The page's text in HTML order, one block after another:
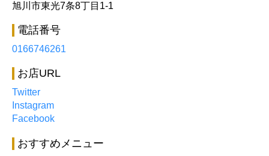
旭川市東光7条8丁目1-1
電話番号
0166746261
お店URL
Twitter
Instagram
Facebook
おすすめメニュー